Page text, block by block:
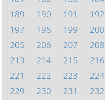
189
190 191 192
197
198 199 200
205
206 207 208
213
214 215 216
221
222 223 224
229
230 231 232